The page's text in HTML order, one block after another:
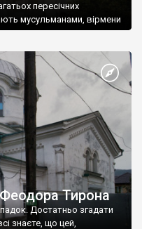
пересічних
мусульманами, вірмени
Тирона
Достатньо згадати
знаєте, що цей,